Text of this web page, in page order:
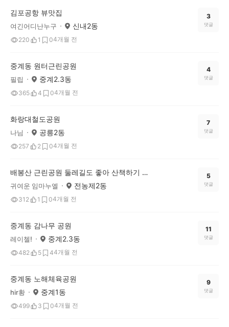
김포공항 뷰맛집
여긴어디난누구 신내2동
220 1 04개월 전
3
댓글
중계동 원터근린공원
필립 중계2.3동
365 4 04개월 전
4
댓글
화랑대철도공원
나님 공릉2동
257 2 04개월 전
7
댓글
배봉산 근린공원 둘레길도 좋아 산책하기 좋은 곳
귀여운 임마누엘 전농제2동
312 1 04개월 전
5
댓글
중계동 감나무 공원
레이첼! 중계2.3동
482 5 44개월 전
11
댓글
중계동 노해체육공원
hir황 중계1동
499 3 04개월 전
9
댓글